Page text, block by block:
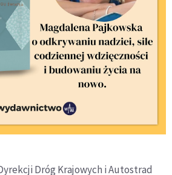
Dróg Krajowych i Autostrad